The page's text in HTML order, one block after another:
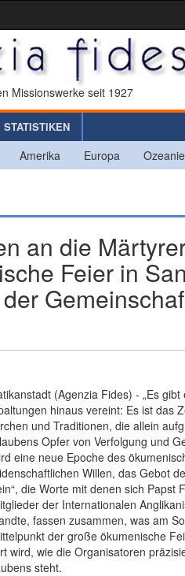
Missionswerke seit 1927
STATISTIKEN
Amerika Europa
an die
Feier in
(Agenzia Fides) - „Es
hinaus vereint: Es ist das
und Traditionen, die allein
Opfer von Verfolgung und
eine neue Epoche des
Willen, das Gebot
die Worte mit denen sich Papst
der Internationalen
fassen zusammen, was am
der große ökumenische
wird, wie die Organisatoren
steht.